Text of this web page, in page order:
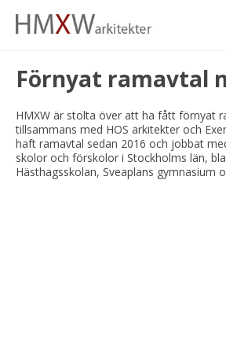
Förnyat ramavtal
HMXW är stolta över att ha fått förnyat
tillsammans med HOS arkitekter och
haft ramavtal sedan 2016 och jobbat
skolor och förskolor i Stockholms län,
Hästhagsskolan, Sveaplans gymnasium